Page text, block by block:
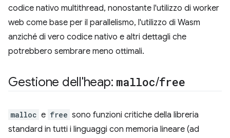
codice nativo multithread, nonostante l'utilizzo di worker
web come base per il parallelismo, l'utilizzo di Wasm
anziché di vero codice nativo e altri dettagli che
potrebbero sembrare meno ottimali.
Gestione dell'heap: malloc/free
malloc e free sono funzioni critiche della libreria
standard in tutti i linguaggi con memoria lineare (ad